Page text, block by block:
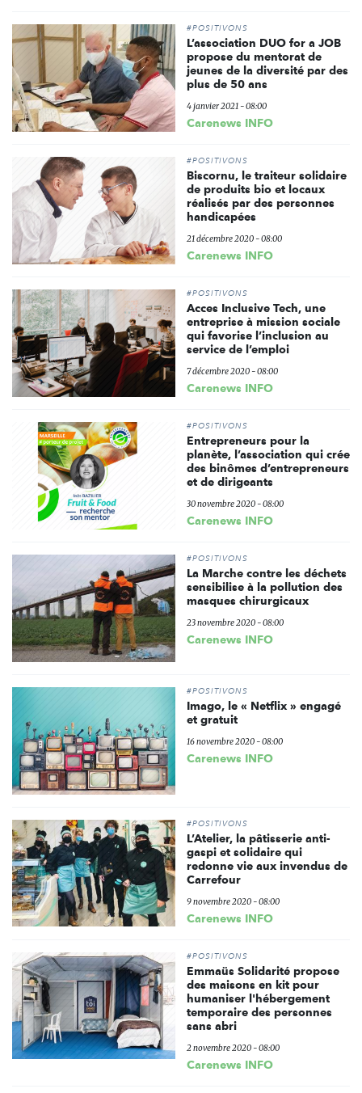
#POSITIVONS
L’association DUO for a JOB
propose du mentorat de
jeunes de la diversité par des
plus de 50 ans
4 janvier 2021 - 08:00
Carenews INFO
#POSITIVONS
Biscornu, le traiteur solidaire
de produits bio et locaux
réalisés par des personnes
handicapées
21 décembre 2020 - 08:00
Carenews INFO
#POSITIVONS
Acces Inclusive Tech, une
entreprise à mission sociale
qui favorise l’inclusion au
service de l’emploi
7 décembre 2020 - 08:00
Carenews INFO
#POSITIVONS
Entrepreneurs pour la
planète, l’association qui crée
des binômes d’entrepreneurs
et de dirigeants
30 novembre 2020 - 08:00
Carenews INFO
#POSITIVONS
La Marche contre les déchets
sensibilise à la pollution des
masques chirurgicaux
23 novembre 2020 - 08:00
Carenews INFO
#POSITIVONS
Imago, le « Netflix » engagé
et gratuit
16 novembre 2020 - 08:00
Carenews INFO
#POSITIVONS
L’Atelier, la pâtisserie anti-
gaspi et solidaire qui
redonne vie aux invendus de
Carrefour
9 novembre 2020 - 08:00
Carenews INFO
#POSITIVONS
Emmaüs Solidarité propose
des maisons en kit pour
humaniser l'hébergement
temporaire des personnes
sans abri
2 novembre 2020 - 08:00
Carenews INFO